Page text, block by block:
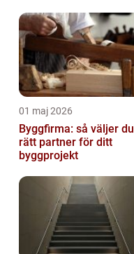
01 maj 2026
Byggfirma: så väljer du
rätt partner för ditt
byggprojekt